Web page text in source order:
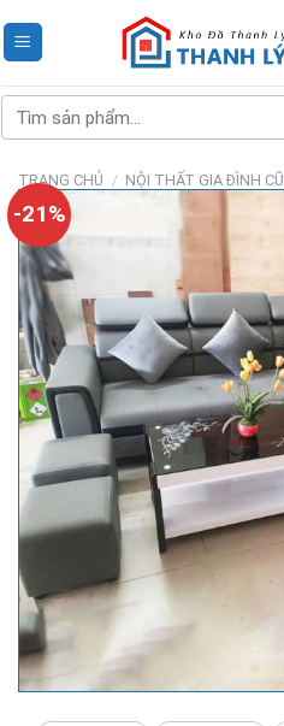
to
Tìm
kiếm:
TRANG CHỦ / NỘI THẤT GIA ĐÌNH CŨ
-21%